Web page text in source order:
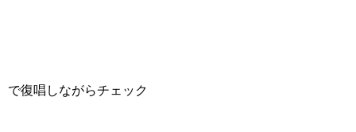
で復唱しながらチェック